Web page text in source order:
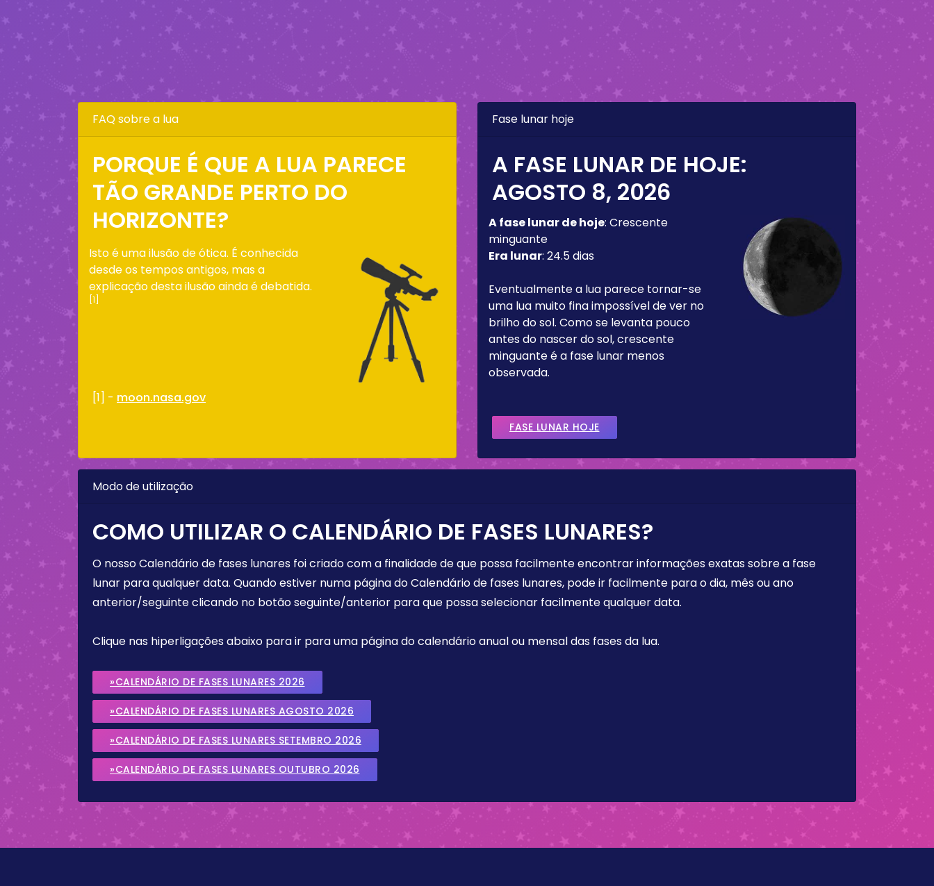
FAQ sobre a lua
PORQUE É QUE A LUA PARECE
TÃO GRANDE PERTO DO
HORIZONTE?
Isto é uma ilusão de ótica. É conhecida
desde os tempos antigos, mas a
explicação desta ilusão ainda é debatida.
[1]
[1] - moon.nasa.gov
Fase lunar hoje
A FASE LUNAR DE HOJE:
AGOSTO 8, 2026
A fase lunar de hoje: Crescente
minguante
Era lunar: 24.5 dias
Eventualmente a lua parece tornar-se
uma lua muito fina impossível de ver no
brilho do sol. Como se levanta pouco
antes do nascer do sol, crescente
minguante é a fase lunar menos
observada.
FASE LUNAR HOJE
Modo de utilização
COMO UTILIZAR O CALENDÁRIO DE FASES LUNARES?
O nosso Calendário de fases lunares foi criado com a finalidade de que possa facilmente encontrar informações exatas sobre a fase
lunar para qualquer data. Quando estiver numa página do Calendário de fases lunares, pode ir facilmente para o dia, mês ou ano
anterior/seguinte clicando no botão seguinte/anterior para que possa selecionar facilmente qualquer data.
Clique nas hiperligações abaixo para ir para uma página do calendário anual ou mensal das fases da lua.
»CALENDÁRIO DE FASES LUNARES 2026
»CALENDÁRIO DE FASES LUNARES AGOSTO 2026
»CALENDÁRIO DE FASES LUNARES SETEMBRO 2026
»CALENDÁRIO DE FASES LUNARES OUTUBRO 2026